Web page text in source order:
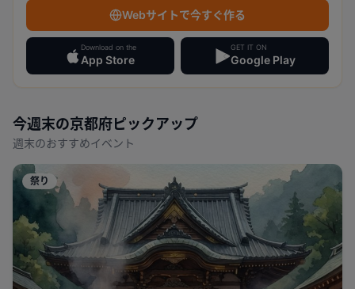
Webサイトで今すぐ作る
Download on the
App Store
GET IT ON
Google Play
今週末の京都府 ピックアップ
週末のおすすめイベント
祭り